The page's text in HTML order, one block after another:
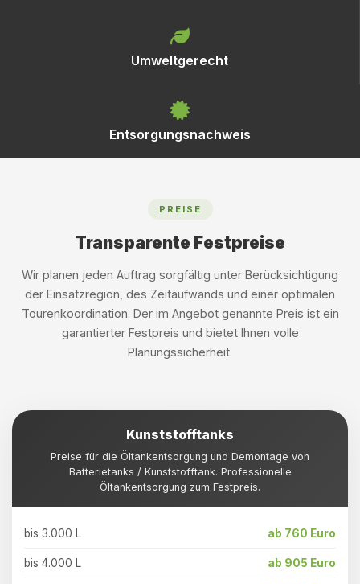
Umweltgerecht
Entsorgungsnachweis
PREISE
Transparente Festpreise
Wir planen jeden Auftrag sorgfältig unter Berücksichtigung
der Einsatzregion, des Zeitaufwands und einer optimalen
Tourenkoordination. Der im Angebot genannte Preis ist ein
garantierter Festpreis und bietet Ihnen volle
Planungssicherheit.
Kunststofftanks
Preise für die Öltankentsorgung und Demontage von
Batterietanks / Kunststofftank. Professionelle
Öltankentsorgung zum Festpreis.
bis 3.000 L ab 760 Euro
bis 4.000 L ab 905 Euro